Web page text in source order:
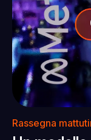
Rassegna